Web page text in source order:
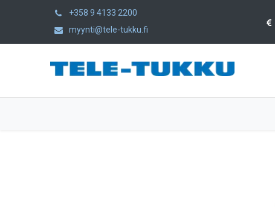
+358 9 4133 2200
myynti@tele-tukku.fi